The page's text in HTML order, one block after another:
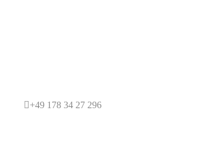
+49 178 34 27 296